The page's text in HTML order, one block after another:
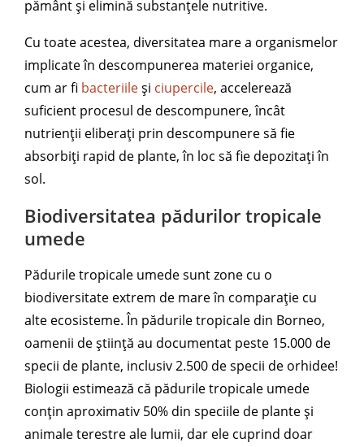
pământ și elimină substanțele nutritive.
Cu toate acestea, diversitatea mare a organismelor
implicate în descompunerea materiei organice,
cum ar fi bacteriileși ciupercile, accelerează
suficient procesul de descompunere, încât
nutrienții eliberați prin descompunere să fie
absorbiți rapid de plante, în loc să fie depozitați în
sol.
Biodiversitatea pădurilor tropicale
umede
Pădurile tropicale umede sunt zone cu o
biodiversitate extrem de mare în comparație cu
alte ecosisteme. În pădurile tropicale din Borneo,
oamenii de știință au documentat peste 15.000 de
specii de plante, inclusiv 2.500 de specii de orhidee!
Biologii estimează că pădurile tropicale umede
conțin aproximativ 50% din speciile de plante și
animale terestre ale lumii, dar ele cuprind doar